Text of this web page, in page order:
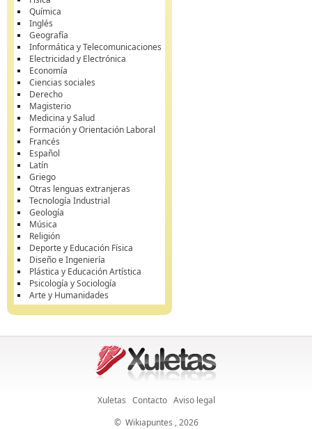
Química
Inglés
Geografía
Informática y Telecomunicaciones
Electricidad y Electrónica
Economía
Ciencias sociales
Derecho
Magisterio
Medicina y Salud
Formación y Orientación Laboral
Francés
Español
Latín
Griego
Otras lenguas extranjeras
Tecnología Industrial
Geología
Música
Religión
Deporte y Educación Física
Diseño e Ingeniería
Plástica y Educación Artística
Psicología y Sociología
Arte y Humanidades
Xuletas Contacto Aviso legal
© Wikiapuntes , 2026